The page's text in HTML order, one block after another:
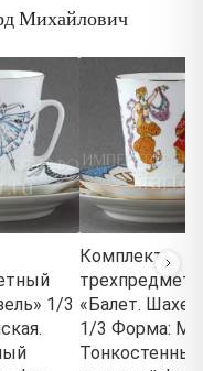
Михайлович
1/3
Комплект
«Балет.
1/3 Форма:
Тонкостенный